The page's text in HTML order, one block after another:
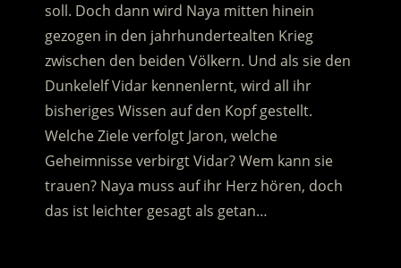
soll. Doch dann wird Naya mitten hinein
gezogen in den jahrhundertealten Krieg
zwischen den beiden Völkern. Und als sie den
Dunkelelf Vidar kennenlernt, wird all ihr
bisheriges Wissen auf den Kopf gestellt.
Welche Ziele verfolgt Jaron, welche
Geheimnisse verbirgt Vidar? Wem kann sie
trauen? Naya muss auf ihr Herz hören, doch
das ist leichter gesagt als getan…